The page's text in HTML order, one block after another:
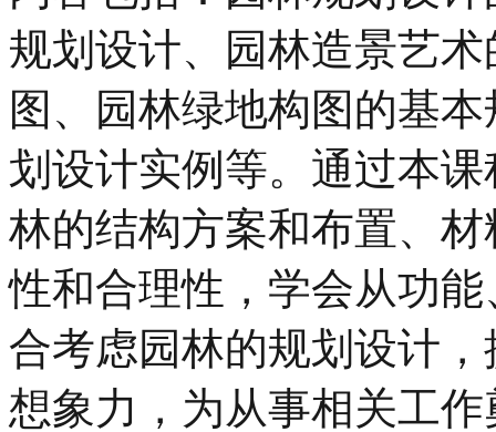
规划设计、园林造景艺
图、园林绿地构图的基
划设计实例等。通过本
林的结构方案和布置、
性和合理性，学会从功
合考虑园林的规划设计
想象力，为从事相关工